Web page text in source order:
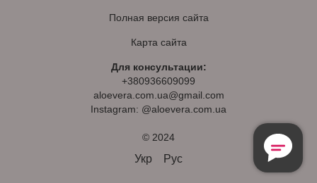
Полная версия сайта
Карта сайта
Для консультации:
+380936609099
aloevera.com.ua@gmail.com
Instagram: @aloevera.com.ua
© 2024
Укр Рус
Безкоштовна
Консультація